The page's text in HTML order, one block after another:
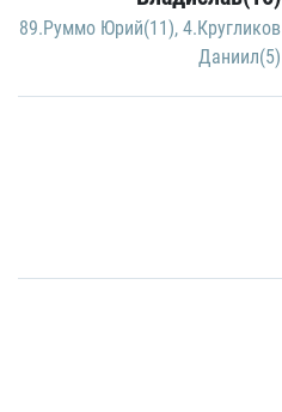
89.Руммо Юрий(11), 4.Кругликов
Даниил(5)